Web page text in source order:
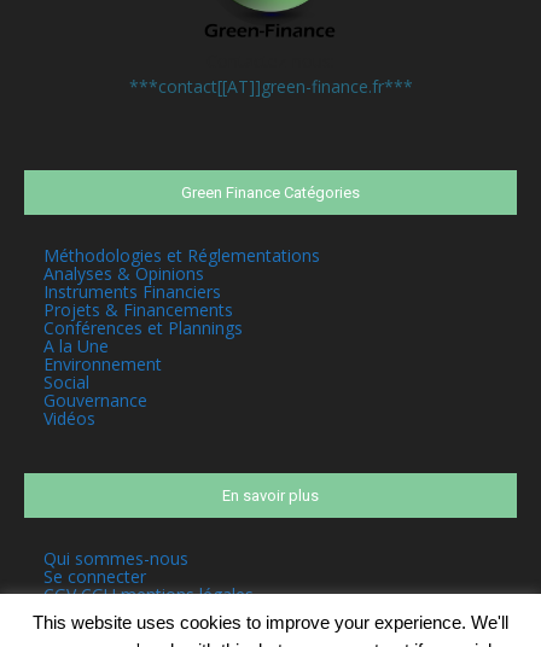
***contact[[AT]]green-finance.fr***
Green Finance Catégories
Méthodologies et Réglementations
Analyses & Opinions
Instruments Financiers
Projets & Financements
Conférences et Plannings
A la Une
Environnement
Social
Gouvernance
Vidéos
En savoir plus
Qui sommes-nous
Se connecter
CGV CGU mentions légales
This website uses cookies to improve your experience. We'll